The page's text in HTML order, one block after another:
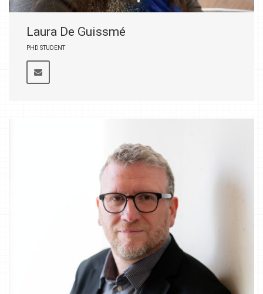
Laura De Guissmé
PHD STUDENT